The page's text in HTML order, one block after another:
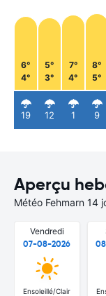
6°
4°
19
5°
3°
12
7°
4°
1
8°
5°
9
Aperçu
Météo Fehmarn 14
Vendredi
07-08-2026
Ensoleillé/Clair